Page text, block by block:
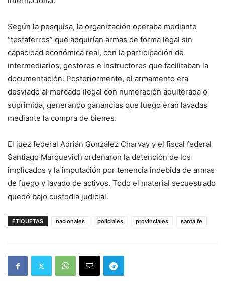
Según la pesquisa, la organización operaba mediante
“testaferros” que adquirían armas de forma legal sin
capacidad económica real, con la participación de
intermediarios, gestores e instructores que facilitaban la
documentación. Posteriormente, el armamento era
desviado al mercado ilegal con numeración adulterada o
suprimida, generando ganancias que luego eran lavadas
mediante la compra de bienes.
El juez federal Adrián González Charvay y el fiscal federal
Santiago Marquevich ordenaron la detención de los
implicados y la imputación por tenencia indebida de armas
de fuego y lavado de activos. Todo el material secuestrado
quedó bajo custodia judicial.
ETIQUETAS nacionales policiales provinciales santa fe